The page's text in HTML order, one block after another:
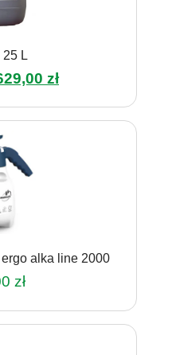
25 L
złAktualna
wynosi:
alka line 2000
zł